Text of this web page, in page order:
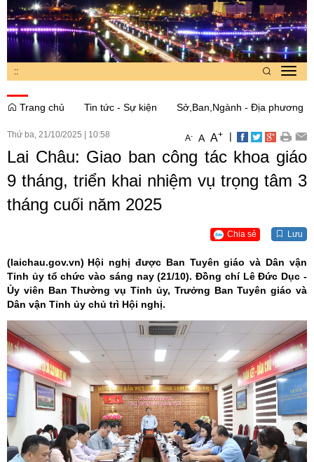
::
Trang chủ
Tin tức - Sự kiện Sở,Ban,Ngành - Địa phương
Thứ ba, 21/10/2025 10:58 A- A A+ |
Lai Châu: Giao ban công tác khoa giáo
9 tháng, triển khai nhiệm vụ trọng tâm 3
tháng cuối năm 2025
Chia sẻ Lưu
(laichau.gov.vn) Hội nghị được Ban Tuyên giáo và Dân vận
Tỉnh ủy tổ chức vào sáng nay (21/10). Đồng chí Lê Đức Dục -
Ủy viên Ban Thường vụ Tỉnh ủy, Trưởng Ban Tuyên giáo và
Dân vận Tỉnh ủy chủ trì Hội nghị.